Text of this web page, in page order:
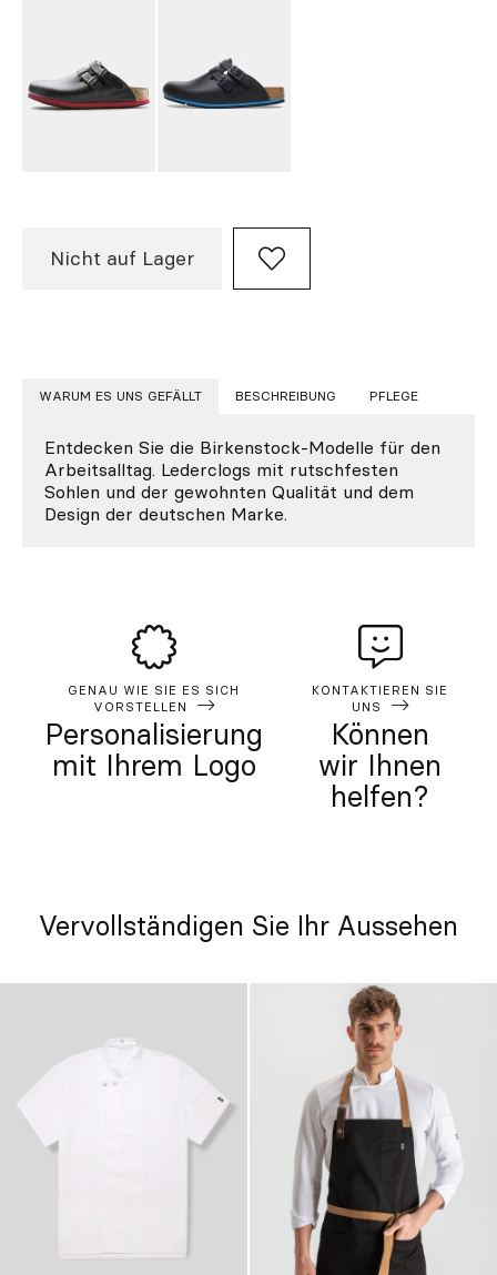
Nicht auf Lager
WARUM ES UNS GEFÄLLT BESCHREIBUNG PFLEGE
Entdecken Sie die Birkenstock-Modelle für den
Arbeitsalltag. Lederclogs mit rutschfesten
Sohlen und der gewohnten Qualität und dem
Design der deutschen Marke.
GENAU WIE SIE ES SICH
VORSTELLEN
Personalisierung
mit Ihrem Logo
KONTAKTIEREN SIE
UNS
Können
wir Ihnen
helfen?
Vervollständigen Sie Ihr Aussehen